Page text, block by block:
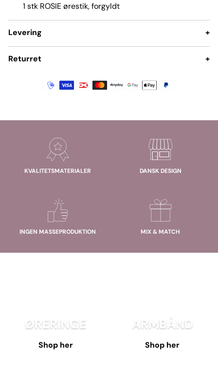
1 stk ROSIE ørestik, forgyldt
Levering +
Returret +
KVALITETSMATERIALER DANSK DESIGN
INGEN MASSEPRODUKTION MIX & MATCH
ØRERINGE
Shop her
ARMBÅND
Shop her